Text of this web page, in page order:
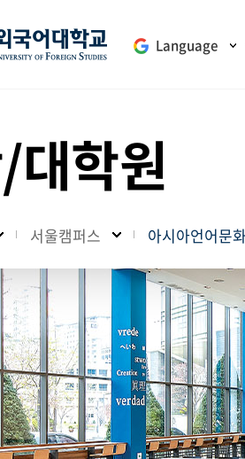
Language
대학원
서울캠퍼스 아시아언어문